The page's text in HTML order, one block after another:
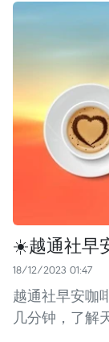
☀️越通社早
18/12/2023 01:47
越通社早安咖
几分钟，了解